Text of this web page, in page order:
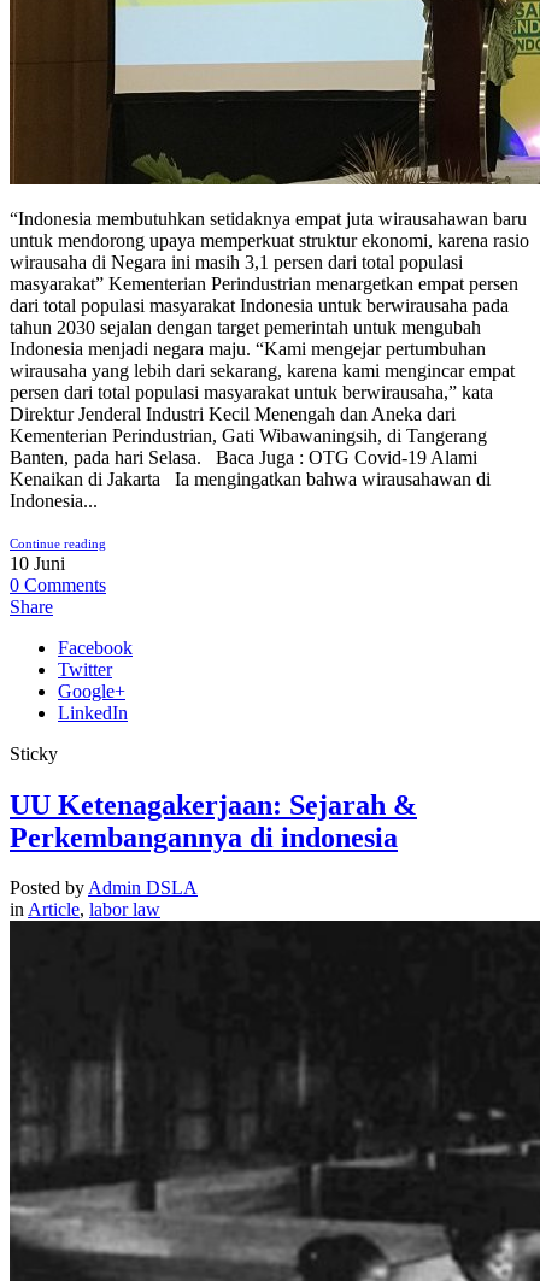
“Indonesia membutuhkan setidaknya empat juta wirausahawan baru
untuk mendorong upaya memperkuat struktur ekonomi, karena rasio
wirausaha di Negara ini masih 3,1 persen dari total populasi
masyarakat” Kementerian Perindustrian menargetkan empat persen
dari total populasi masyarakat Indonesia untuk berwirausaha pada
tahun 2030 sejalan dengan target pemerintah untuk mengubah
Indonesia menjadi negara maju. “Kami mengejar pertumbuhan
wirausaha yang lebih dari sekarang, karena kami mengincar empat
persen dari total populasi masyarakat untuk berwirausaha,” kata
Direktur Jenderal Industri Kecil Menengah dan Aneka dari
Kementerian Perindustrian, Gati Wibawaningsih, di Tangerang
Banten, pada hari Selasa. Baca Juga : OTG Covid-19 Alami
Kenaikan di Jakarta Ia mengingatkan bahwa wirausahawan di
Indonesia...
Continue reading
10 Juni
0 Comments
Share
Facebook
Twitter
Google+
LinkedIn
Sticky
UU Ketenagakerjaan: Sejarah &
Perkembangannya di indonesia
Posted byAdmin DSLA
inArticle, labor law